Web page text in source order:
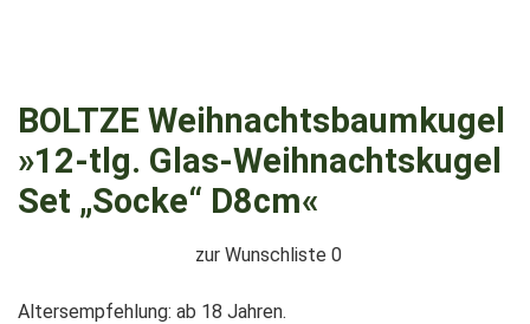
BOLTZE Weihnachtsbaumkugel
»12-tlg. Glas-Weihnachtskugel
Set „Socke“ D8cm«
zur Wunschliste 0
Altersempfehlung: ab 18 Jahren.